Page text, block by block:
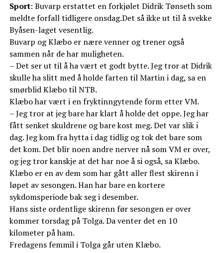
Sport: Buvarp erstattet en forkjølet Didrik Tønseth som
meldte forfall tidligere onsdag.Det så ikke ut til å svekke
Byåsen-laget vesentlig.
Buvarp og Klæbo er nære venner og trener også
sammen når de har muligheten.
– Det ser ut til å ha vært et godt bytte. Jeg tror at Didrik
skulle ha slitt med å holde farten til Martin i dag, sa en
smørblid Klæbo til NTB.
Klæbo har vært i en fryktinngytende form etter VM.
– Jeg tror at jeg bare har klart å holde det oppe. Jeg har
fått senket skuldrene og bare kost meg. Det var slik i
dag. Jeg kom fra hytta i dag tidlig og tok det bare som
det kom. Det blir noen andre nerver nå som VM er over,
og jeg tror kanskje at det har noe å si også, sa Klæbo.
Klæbo er en av dem som har gått aller flest skirenn i
løpet av sesongen. Han har bare en kortere
sykdomsperiode bak seg i desember.
Hans siste ordentlige skirenn før sesongen er over
kommer torsdag på Tolga. Da venter det en 10
kilometer på ham.
Fredagens femmil i Tolga går uten Klæbo.